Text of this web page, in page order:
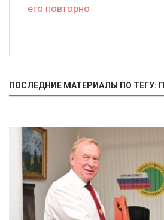
его повторно
ПОСЛЕДНИЕ МАТЕРИАЛЫ ПО ТЕГУ: